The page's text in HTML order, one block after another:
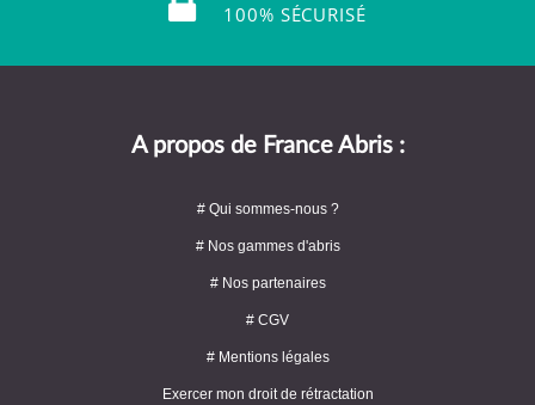
100% SÉCURISÉ
A propos de France Abris :
# Qui sommes-nous ?
# Nos gammes d'abris
# Nos partenaires
# CGV
# Mentions légales
Exercer mon droit de rétractation